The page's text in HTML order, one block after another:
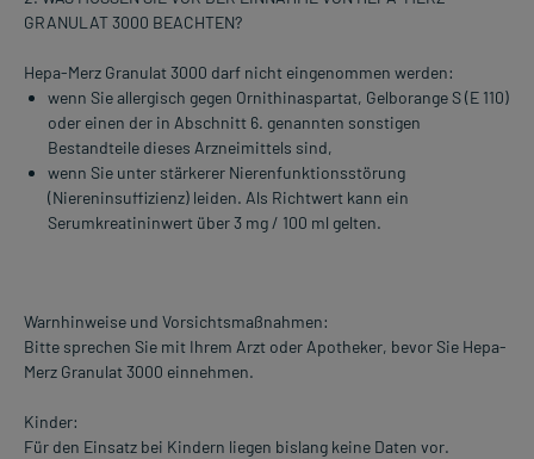
GRANULAT 3000 BEACHTEN?
Hepa-Merz Granulat 3000 darf nicht eingenommen werden:
wenn Sie allergisch gegen Ornithinaspartat, Gelborange S (E 110)
oder einen der in Abschnitt 6. genannten sonstigen
Bestandteile dieses Arzneimittels sind,
wenn Sie unter stärkerer Nierenfunktionsstörung
(Niereninsuffizienz) leiden. Als Richtwert kann ein
Serumkreatininwert über 3 mg / 100 ml gelten.
Warnhinweise und Vorsichtsmaßnahmen:
Bitte sprechen Sie mit Ihrem Arzt oder Apotheker, bevor Sie Hepa-
Merz Granulat 3000 einnehmen.
Kinder:
Für den Einsatz bei Kindern liegen bislang keine Daten vor.